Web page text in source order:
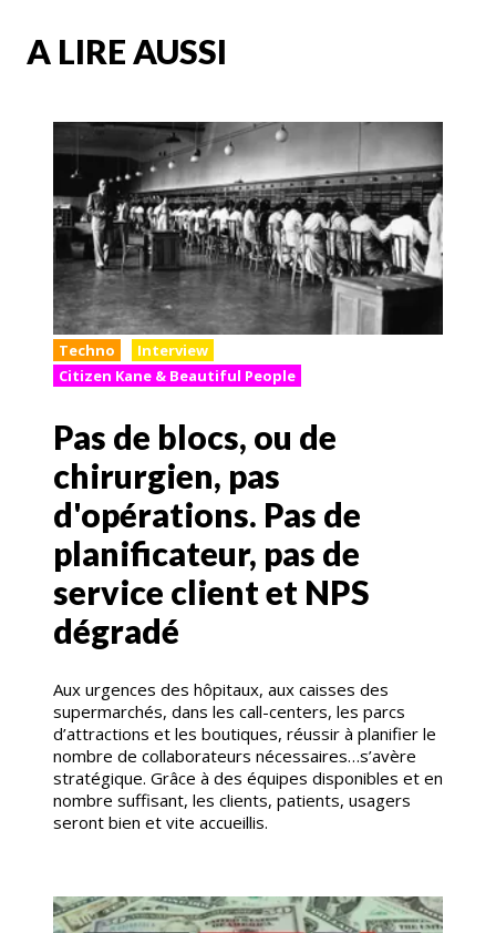
A LIRE AUSSI
Techno
Interview
Citizen Kane & Beautiful People
Pas de blocs, ou de
chirurgien, pas
d'opérations. Pas de
planificateur, pas de
service client et NPS
dégradé
Aux urgences des hôpitaux, aux caisses des
supermarchés, dans les call-centers, les parcs
d’attractions et les boutiques, réussir à planifier le
nombre de collaborateurs nécessaires…s’avère
stratégique. Grâce à des équipes disponibles et en
nombre suffisant, les clients, patients, usagers
seront bien et vite accueillis.